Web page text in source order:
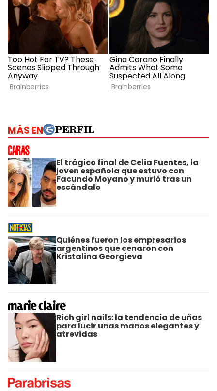
MÁS EN
El trágico final de Celia Fuentes, la
joven española que estuvo con
Facundo Moyano y murió tras un
escándalo
Quiénes fueron los empresarios
argentinos que cenaron con
Kristalina Georgieva
Rich girl nails: la tendencia de uñas
para lucir unas manos elegantes y
atrevidas